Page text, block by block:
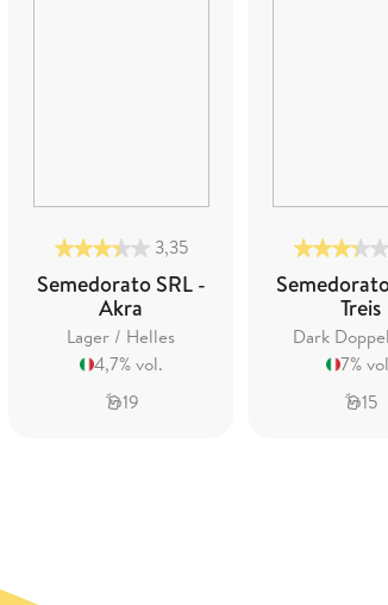
3,35
Semedorato SRL -
Akra
Lager / Helles
4,7% vol.
19
Treis
Dark
7%
15